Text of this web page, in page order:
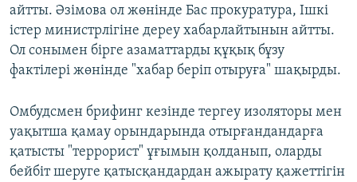
айтты. Әзімова ол жөнінде Бас прокуратура, Ішкі
істер министрлігіне дереу хабарлайтынын айтты.
Ол сонымен бірге азаматтарды құқық бұзу
фактілері жөнінде "хабар беріп отыруға" шақырды.
Омбудсмен брифинг кезінде тергеу изоляторы мен
уақытша қамау орындарында отырғандандарға
қатысты "террорист" ұғымын қолданып, оларды
бейбіт шеруге қатысқандардан ажырату қажеттігін